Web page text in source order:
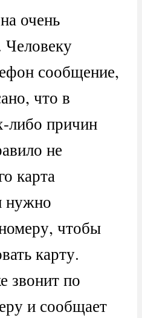
очень
Человеку
сообщение,
что в
либо причин
не
карта
нужно
чтобы
карту.
звонит по
и сообщает